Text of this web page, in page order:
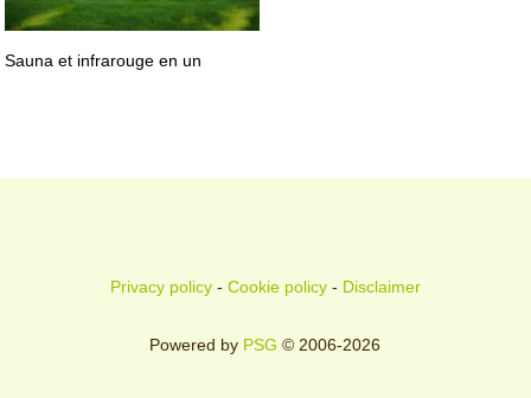
Sauna et infrarouge en un
Privacy policy- Cookie policy- Disclaimer
Powered by PSG © 2006-2026